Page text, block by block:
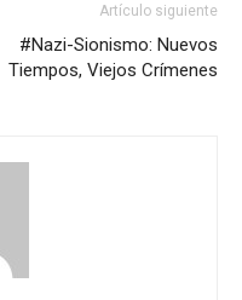
Artículo siguiente
#Nazi-Sionismo: Nuevos
Tiempos, Viejos Crímenes